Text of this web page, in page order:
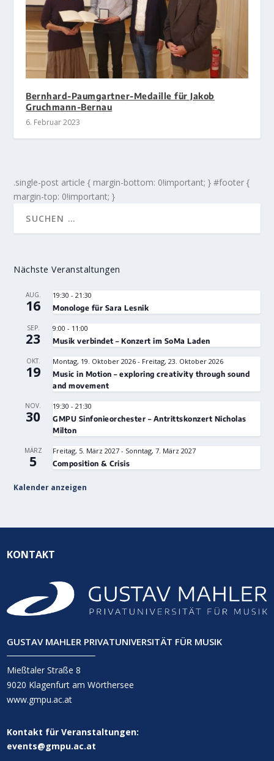
Bernhard-Paumgartner-Medaille für Jakob
Gruchmann-Bernau
6. Februar 2023
.single-post article { margin-bottom: 0!important; } #footer {
margin-top: 0!important; }
Nächste Veranstaltungen
AUG.
16
19:30 -21:30
Monologe für Sara Lesnik
SEP.
23
9:00 - 11:00
Musik verbindet – Konzert im SoMa Laden
OKT.
19
Montag, 19. Oktober 2026 - Freitag, 23. Oktober 2026
Music in Motion – exploring creativity through sound
and movement
NOV.
30
19:30 -21:30
GMPU Sinfonieorchester – Antrittskonzert Nicholas
Milton
MÄRZ
5
Freitag, 5. März 2027 - Sonntag, 7. März 2027
Composition & Crisis
Kalender anzeigen
KONTAKT
GUSTAV MAHLER PRIVATUNIVERSITÄT FÜR MUSIK
Mießtaler Straße 8
9020 Klagenfurt am Wörthersee
www.gmpu.ac.at
Kontakt für Veranstaltungen:
events@gmpu.ac.at